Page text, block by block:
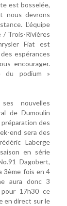
est bosselée,
nous devrons
L’équipe
/ Trois-Rivières
Fiat est
espérances
encourager.
du podium »
nouvelles
de Dumoulin
des
end sera des
Laberge
en série
Dagobert,
3ème fois en 4
aura donc 3
17h30 ce
en direct sur le